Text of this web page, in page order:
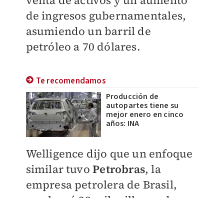
de ingresos gubernamentales,
asumiendo un barril de
petróleo a 70 dólares.
Te recomendamos
Producción de
autopartes tiene su
mejor enero en cinco
años: INA
Welligence dijo que un enfoque
similar tuvoPetrobras, la
empresa petrolera de Brasil,